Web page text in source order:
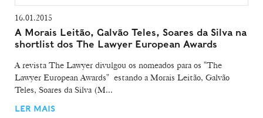
16.01.2015
A Morais Leitão, Galvão Teles, Soares da Silva na
shortlist dos The Lawyer European Awards
A revista The Lawyer divulgou os nomeados para os "The
Lawyer European Awards" estando a Morais Leitão, Galvão
Teles, Soares da Silva (M...
LER MAIS